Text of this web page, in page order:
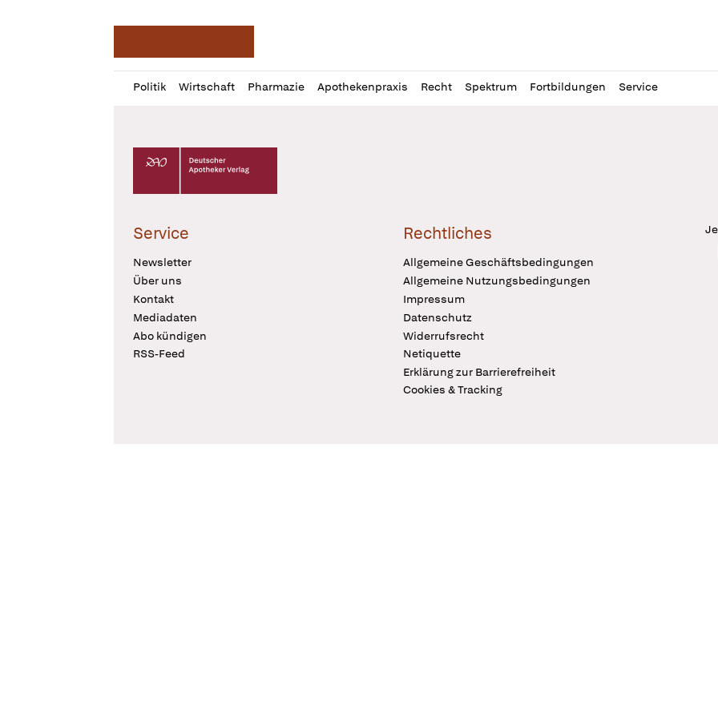
Politik Wirtschaft Pharmazie Apothekenpraxis Recht Spektrum Fortbildungen Service
Profil
öffnen
Daz
Pur
Deutscher Apotheker Verlag Logo
Service
Newsletter
Über uns
Kontakt
Mediadaten
Abo kündigen
RSS-Feed
Rechtliches
Allgemeine Geschäftsbedingungen
Allgemeine Nutzungsbedingungen
Impressum
Datenschutz
Widerrufsrecht
Netiquette
Erklärung zur Barrierefreiheit
Cookies & Tracking